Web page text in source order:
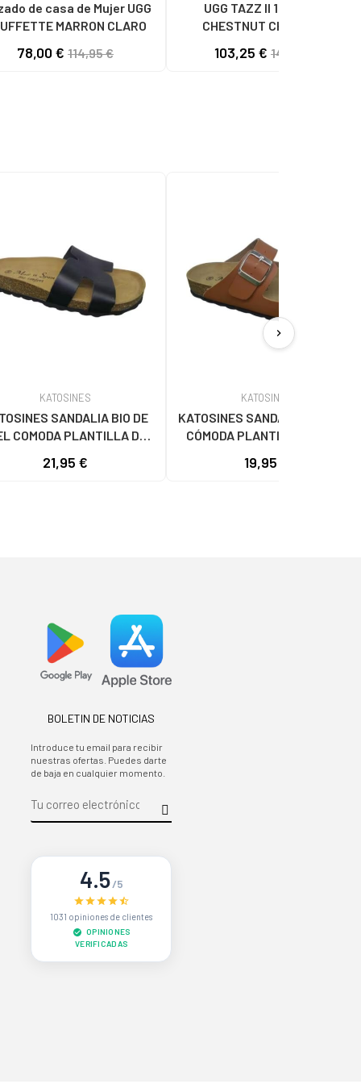
de casa de Mujer UGG
MARRON CLARO
78,00 € 114,95 €
UGG TAZZ II 1174471 W
CHESTNUT CHESTNUT
103,25 € 149,95 €
KATOSINES
SANDALIA BIO DE
COMODA PLANTILLA DE
NEGRO
21,95 €
KATOSINES
KATOSINES SANDALIA ABIERTA
CÓMODA PLANTILLA DE PIEL
HECHO EN ESPAÑA MODELO 110
19,95 €
chevron_right
BOLETIN DE NOTICIAS
Introduce tu email para recibir
nuestras ofertas. Puedes darte
de baja en cualquier momento.
4.5/5
1031 opiniones de clientes
OPINIONES
VERIFICADAS